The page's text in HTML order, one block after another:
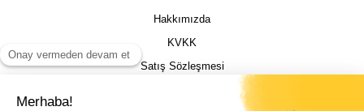
Hakkımızda
KVKK
Satış Sözleşmesi